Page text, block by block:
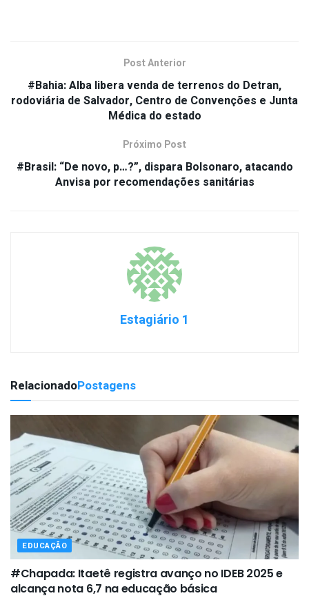
Post Anterior
#Bahia: Alba libera venda de terrenos do Detran,
rodoviária de Salvador, Centro de Convenções e Junta
Médica do estado
Próximo Post
#Brasil: “De novo, p…?”, dispara Bolsonaro, atacando
Anvisa por recomendações sanitárias
Estagiário 1
RelacionadoPostagens
EDUCAÇÃO
#Chapada: Itaetê registra avanço no IDEB 2025 e
alcança nota 6,7 na educação básica